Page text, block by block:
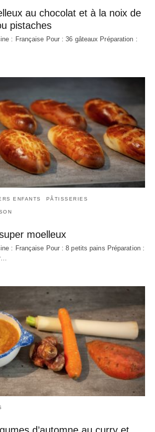
au chocolat et à la noix de
pistaches
: Française Pour : 36 gâteaux Préparation :
ENFANTS PÂTISSERIES
moelleux
: Française Pour : 8 petits pains Préparation :